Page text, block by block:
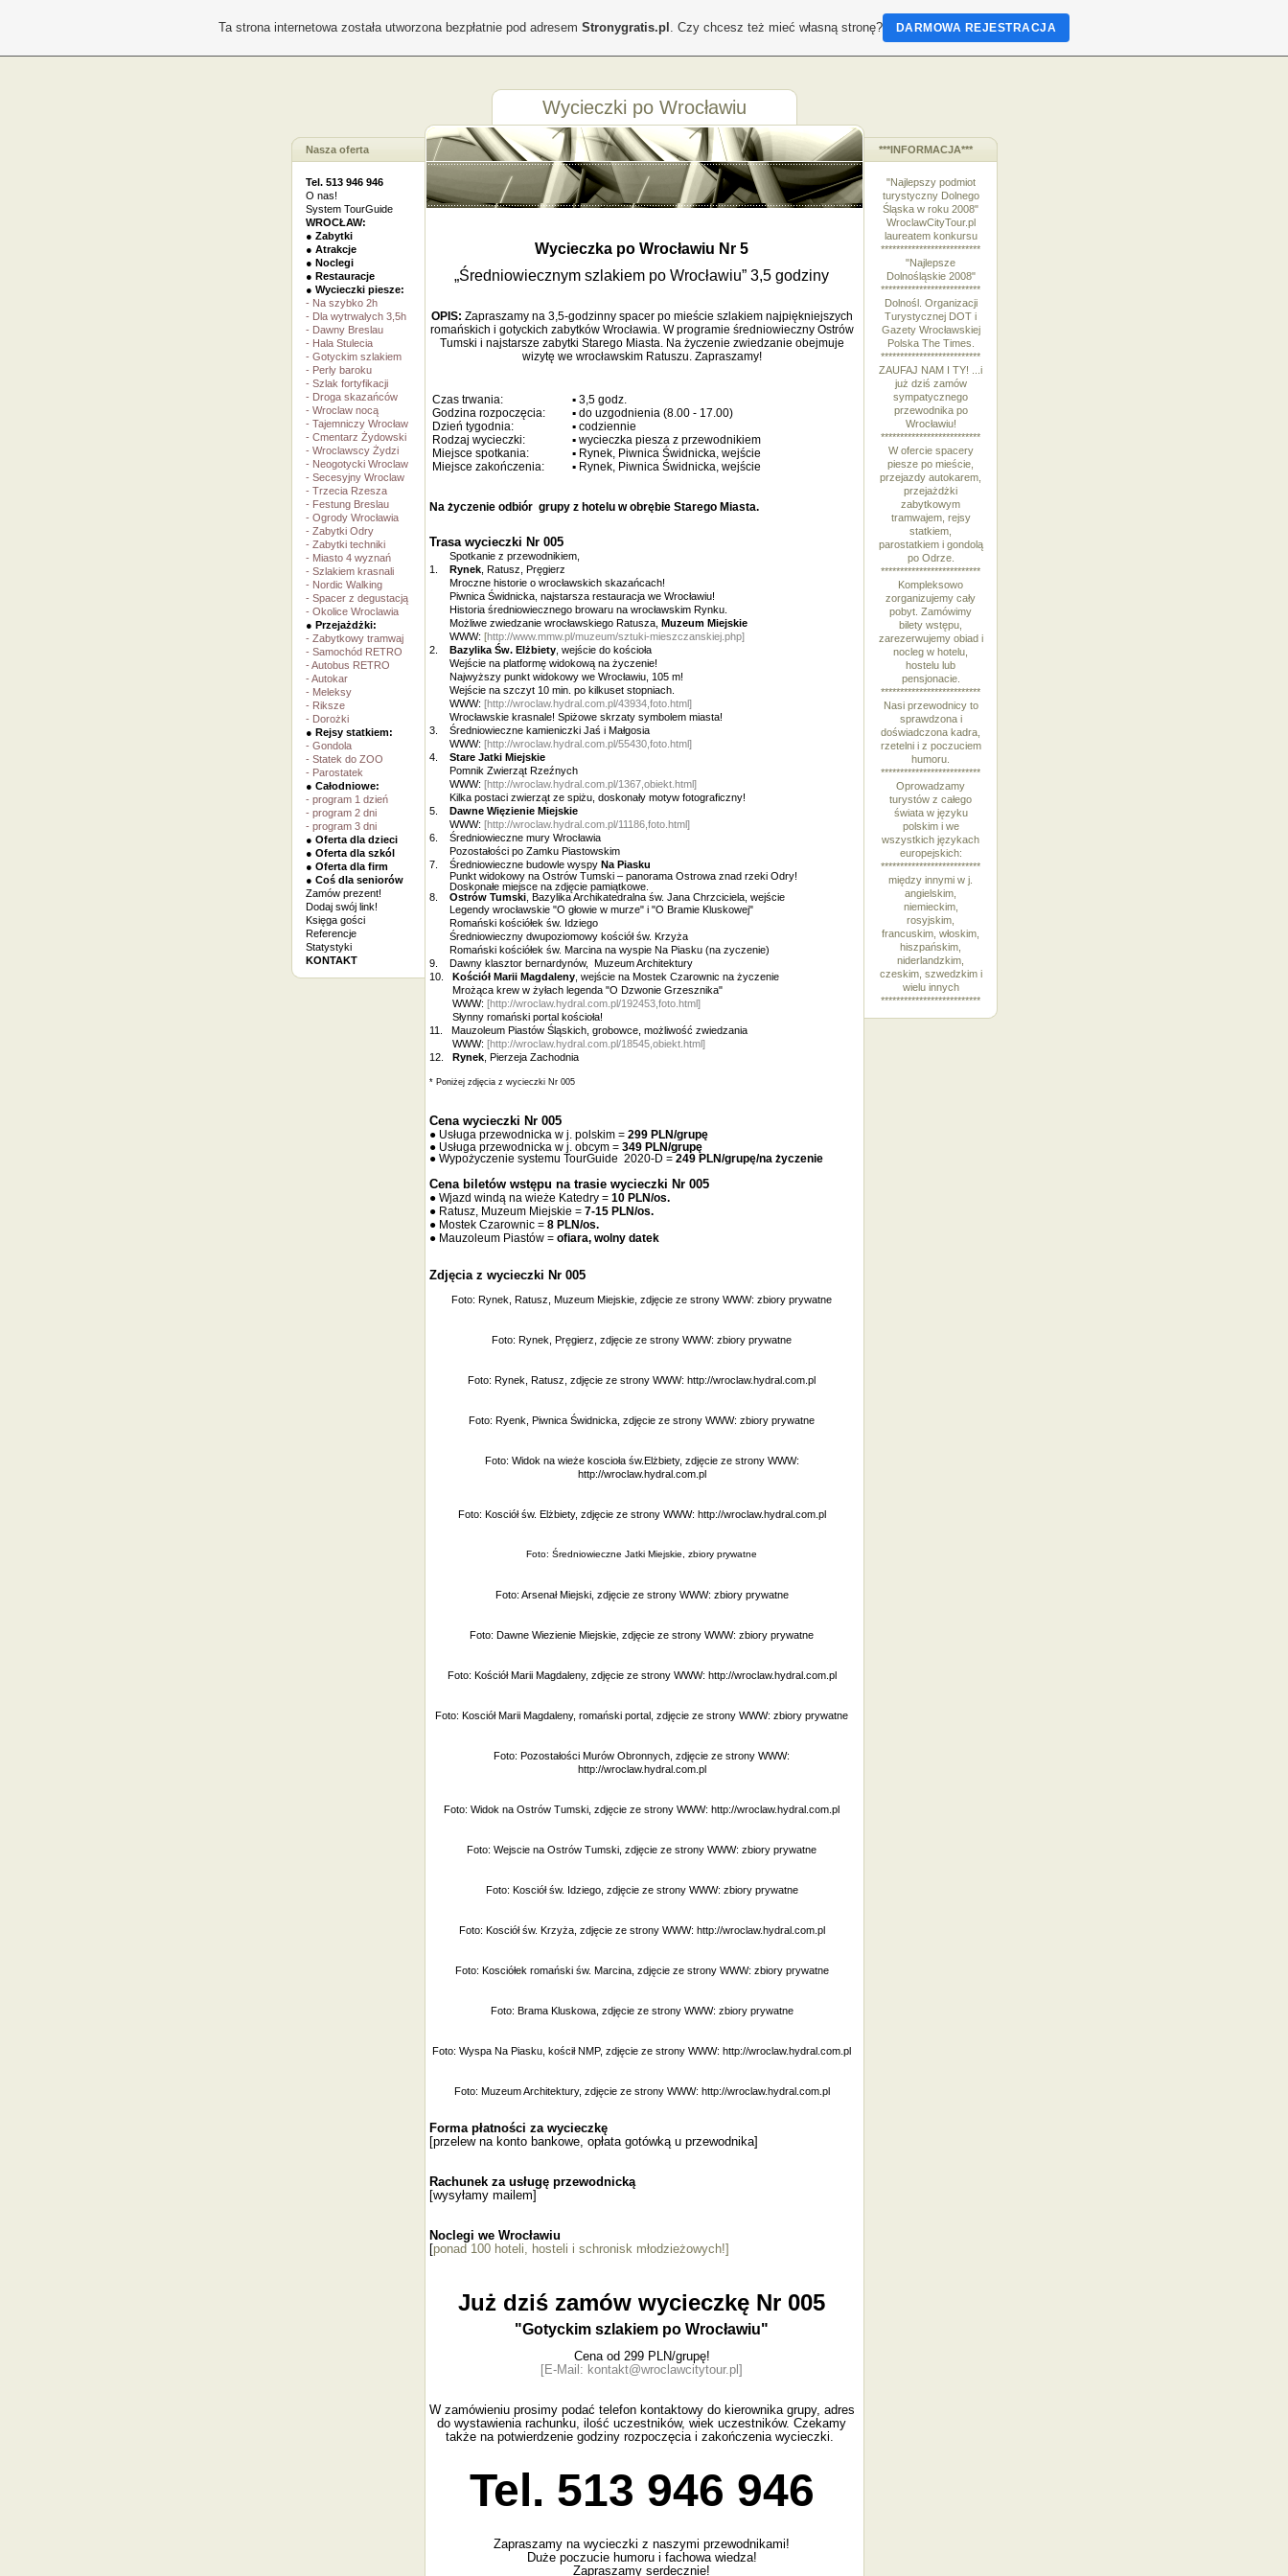
Nasza oferta
Tel. 513 946 946
O nas!
System TourGuide
WROCŁAW:
● Zabytki
● Atrakcje
● Noclegi
● Restauracje
● Wycieczki piesze:
- Na szybko 2h
- Dla wytrwalych 3,5h
- Dawny Breslau
- Hala Stulecia
- Gotyckim szlakiem
- Perly baroku
- Szlak fortyfikacji
- Droga skazańców
- Wroclaw nocą
- Tajemniczy Wrocław
- Cmentarz Żydowski
- Wroclawscy Żydzi
- Neogotycki Wroclaw
- Secesyjny Wroclaw
- Trzecia Rzesza
- Festung Breslau
- Ogrody Wrocławia
- Zabytki Odry
- Zabytki techniki
- Miasto 4 wyznań
- Szlakiem krasnali
- Nordic Walking
- Spacer z degustacją
- Okolice Wroclawia
● Przejażdżki:
- Zabytkowy tramwaj
- Samochód RETRO
- Autobus RETRO
- Autokar
- Meleksy
- Riksze
- Dorożki
● Rejsy statkiem:
- Gondola
- Statek do ZOO
- Parostatek
● Całodniowe:
- program 1 dzień
- program 2 dni
- program 3 dni
● Oferta dla dzieci
● Oferta dla szkól
● Oferta dla firm
● Coś dla seniorów
Zamów prezent!
Dodaj swój link!
Księga gości
Referencje
Statystyki
KONTAKT
Wycieczki po Wrocławiu
Wycieczka po Wrocławiu Nr 5
„Średniowiecznym szlakiem po Wrocławiu” 3,5 godziny
OPIS: Zapraszamy na 3,5-godzinny spacer po mieście szlakiem najpiękniejszych
romańskich i gotyckich zabytków Wrocławia. W programie średniowieczny Ostrów
Tumski i najstarsze zabytki Starego Miasta. Na życzenie zwiedzanie obejmuje
wizytę we wrocławskim Ratuszu. Zapraszamy!
Czas trwania:
Godzina rozpoczęcia:
Dzień tygodnia:
Rodzaj wycieczki:
Miejsce spotkania:
Miejsce zakończenia:
▪ 3,5 godz.
▪ do uzgodnienia (8.00 - 17.00)
▪ codziennie
▪ wycieczka piesza z przewodnikiem
▪ Rynek, Piwnica Świdnicka, wejście
▪ Rynek, Piwnica Świdnicka, wejście
Na życzenie odbiór grupy z hotelu w obrębie Starego Miasta.
Trasa wycieczki Nr 005
Spotkanie z przewodnikiem,
1.
Rynek, Ratusz, Pręgierz
Mroczne historie o wrocławskich skazańcach!
Piwnica Świdnicka, najstarsza restauracja we Wrocławiu!
Historia średniowiecznego browaru na wrocławskim Rynku.
Możliwe zwiedzanie wrocławskiego Ratusza, Muzeum Miejskie
WWW: [http://www.mmw.pl/muzeum/sztuki-mieszczanskiej.php]
2.
Bazylika Św. Elżbiety, wejście do kościoła
Wejście na platformę widokową na życzenie!
Najwyższy punkt widokowy we Wrocławiu, 105 m!
Wejście na szczyt 10 min. po kilkuset stopniach.
WWW: [http://wroclaw.hydral.com.pl/43934,foto.html]
Wrocławskie krasnale! Spiżowe skrzaty symbolem miasta!
3. Średniowieczne kamieniczki Jaś i Małgosia
WWW: [http://wroclaw.hydral.com.pl/55430,foto.html]
4.
Stare Jatki Miejskie
Pomnik Zwierząt Rzeźnych
WWW: [http://wroclaw.hydral.com.pl/1367,obiekt.html]
Kilka postaci zwierząt ze spiżu, doskonały motyw fotograficzny!
5.
Dawne Więzienie Miejskie
WWW: [http://wroclaw.hydral.com.pl/11186,foto.html]
6. Średniowieczne mury Wrocławia
Pozostałości po Zamku Piastowskim
7.
Średniowieczne budowle wyspy Na Piasku
Punkt widokowy na Ostrów Tumski – panorama Ostrowa znad rzeki Odry!
Doskonałe miejsce na zdjęcie pamiątkowe.
8.
Ostrów Tumski, Bazylika Archikatedralna św. Jana Chrzciciela, wejście
Legendy wrocławskie "O głowie w murze" i "O Bramie Kluskowej"
Romański kościółek św. Idziego
Średniowieczny dwupoziomowy kościół św. Krzyża
Romański kościółek św. Marcina na wyspie Na Piasku (na zyczenie)
9.
Dawny klasztor bernardynów,
Muzeum Architektury
10.
Kościół Marii Magdaleny, wejście na Mostek Czarownic na życzenie
Mrożąca krew w żyłach legenda "O Dzwonie Grzesznika"
WWW: [http://wroclaw.hydral.com.pl/192453,foto.html]
Słynny romański portal kościoła!
11. Mauzoleum Piastów Śląskich, grobowce, możliwość zwiedzania
WWW: [http://wroclaw.hydral.com.pl/18545,obiekt.html]
12.
Rynek, Pierzeja Zachodnia
* Poniżej zdjęcia z wycieczki Nr 005
Cena wycieczki Nr 005
● Usługa przewodnicka w j. polskim = 299 PLN/grupę
● Usługa przewodnicka w j. obcym = 349 PLN/grupę
● Wypożyczenie systemu TourGuide 2020-D =249 PLN/grupę/na życzenie
Cena biletów wstępu na trasie wycieczki Nr 005
● Wjazd windą na wieże Katedry = 10PLN/os.
● Ratusz, Muzeum Miejskie =7-15 PLN/os.
● Mostek Czarownic = 8 PLN/os.
● Mauzoleum Piastów = ofiara, wolny datek
Zdjęcia z wycieczki Nr 005
Foto: Rynek, Ratusz, Muzeum Miejskie, zdjęcie ze strony WWW: zbiory prywatne
Foto: Rynek, Pręgierz, zdjęcie ze strony WWW: zbiory prywatne
Foto: Rynek, Ratusz, zdjęcie ze strony WWW: http://wroclaw.hydral.com.pl
Foto: Ryenk, Piwnica Świdnicka, zdjęcie ze strony WWW: zbiory prywatne
Foto: Widok na wieże koscioła św.Elżbiety, zdjęcie ze strony WWW:
http://wroclaw.hydral.com.pl
Foto: Kosciół św. Elżbiety, zdjęcie ze strony WWW: http://wroclaw.hydral.com.pl
Foto: Średniowieczne Jatki Miejskie, zbiory prywatne
Foto: Arsenał Miejski, zdjęcie ze strony WWW: zbiory prywatne
Foto: Dawne Wiezienie Miejskie, zdjęcie ze strony WWW: zbiory prywatne
Foto: Kościół Marii Magdaleny, zdjęcie ze strony WWW: http://wroclaw.hydral.com.pl
Foto: Kosciół Marii Magdaleny, romański portal, zdjęcie ze strony WWW: zbiory prywatne
Foto: Pozostałości Murów Obronnych, zdjęcie ze strony WWW:
http://wroclaw.hydral.com.pl
Foto: Widok na Ostrów Tumski, zdjęcie ze strony WWW: http://wroclaw.hydral.com.pl
Foto: Wejscie na Ostrów Tumski, zdjęcie ze strony WWW: zbiory prywatne
Foto: Kosciół św. Idziego, zdjęcie ze strony WWW: zbiory prywatne
Foto: Kosciół św. Krzyża, zdjęcie ze strony WWW: http://wroclaw.hydral.com.pl
Foto: Kosciółek romański św. Marcina, zdjęcie ze strony WWW: zbiory prywatne
Foto: Brama Kluskowa, zdjęcie ze strony WWW: zbiory prywatne
Foto: Wyspa Na Piasku, kościł NMP, zdjęcie ze strony WWW: http://wroclaw.hydral.com.pl
Foto: Muzeum Architektury, zdjęcie ze strony WWW: http://wroclaw.hydral.com.pl
Forma płatności za wycieczkę
[przelew na konto bankowe, opłata gotówką u przewodnika]
Rachunek za usługę przewodnicką
[wysyłamy mailem]
Noclegi we Wrocławiu
[ponad 100 hoteli, hosteli i schronisk młodzieżowych!]
Już dziś zamów wycieczkę Nr 005
"Gotyckim szlakiem po Wrocławiu"
Cena od 299 PLN/grupę!
[E-Mail: kontakt@wroclawcitytour.pl ]
W zamówieniu prosimy podać telefon kontaktowy do kierownika grupy, adres
do wystawienia rachunku, ilość uczestników, wiek uczestników. Czekamy
także na potwierdzenie godziny rozpoczęcia i zakończenia wycieczki.
Tel. 513 946 946
Zapraszamy na wycieczki z naszymi przewodnikami!
Duże poczucie humoru i fachowa wiedza!
Zapraszamy serdecznie!
***INFORMACJA***
"Najlepszy podmiot
turystyczny Dolnego
Śląska w roku 2008"
WroclawCityTour.pl
laureatem konkursu
**************************
"Najlepsze
Dolnośląskie 2008"
**************************
Dolnośl. Organizacji
Turystycznej DOT i
Gazety Wrocławskiej
Polska The Times.
**************************
ZAUFAJ NAM I TY! ...i
już dziś zamów
sympatycznego
przewodnika po
Wrocławiu!
**************************
W ofercie spacery
piesze po mieście,
przejazdy autokarem,
przejażdżki
zabytkowym
tramwajem, rejsy
statkiem,
parostatkiem i gondolą
po Odrze.
**************************
Kompleksowo
zorganizujemy cały
pobyt. Zamówimy
bilety wstępu,
zarezerwujemy obiad i
nocleg w hotelu,
hostelu lub
pensjonacie.
**************************
Nasi przewodnicy to
sprawdzona i
doświadczona kadra,
rzetelni i z poczuciem
humoru.
**************************
Oprowadzamy
turystów z całego
świata w języku
polskim i we
wszystkich językach
europejskich:
**************************
między innymi w j.
angielskim,
niemieckim,
rosyjskim,
francuskim, włoskim,
hiszpańskim,
niderlandzkim,
czeskim, szwedzkim i
wielu innych
**************************
Ta strona internetowa została utworzona bezpłatnie pod adresem Stronygratis.pl . Czy chcesz też mieć własną stronę? DARMOWA REJESTRACJA